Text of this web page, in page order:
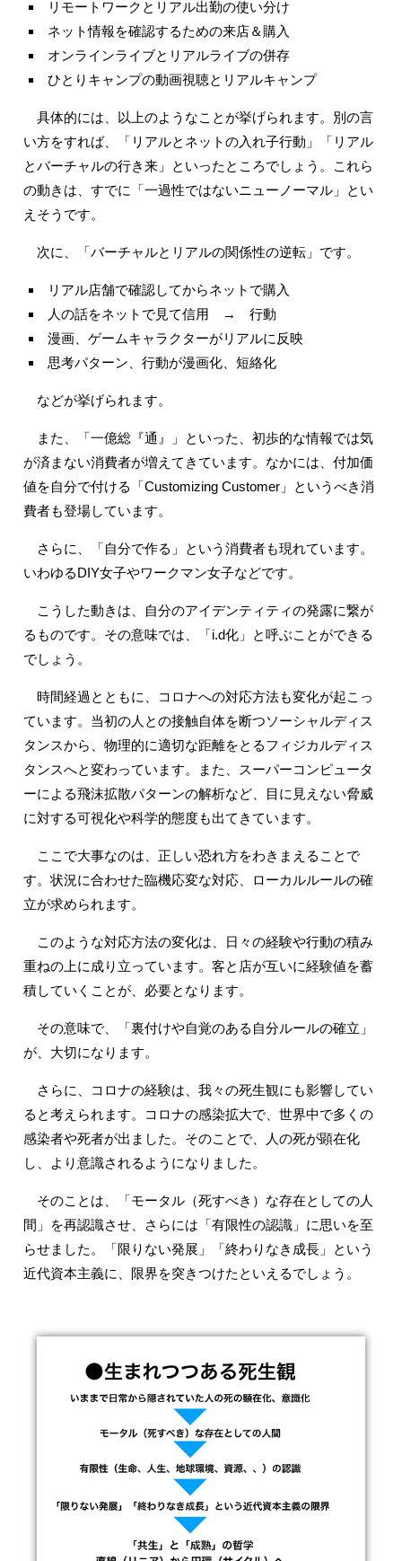
リモートワークとリアル出勤の使い分け
ネット情報を確認するための来店＆購入
オンラインライブとリアルライブの併存
ひとりキャンプの動画視聴とリアルキャンプ
具体的には、以上のようなことが挙げられます。別の言
い方をすれば、「リアルとネットの入れ子行動」「リアル
とバーチャルの行き来」といったところでしょう。これら
の動きは、すでに「一過性ではないニューノーマル」とい
えそうです。
次に、「バーチャルとリアルの関係性の逆転」です。
リアル店舗で確認してからネットで購入
人の話をネットで見て信用 → 行動
漫画、ゲームキャラクターがリアルに反映
思考パターン、行動が漫画化、短絡化
などが挙げられます。
また、「一億総『通』」といった、初歩的な情報では気
が済まない消費者が増えてきています。なかには、付加価
値を自分で付ける「Customizing Customer」というべき消
費者も登場しています。
さらに、「自分で作る」という消費者も現れています。
いわゆるDIY女子やワークマン女子などです。
こうした動きは、自分のアイデンティティの発露に繋が
るものです。その意味では、「i.d化」と呼ぶことができる
でしょう。
時間経過とともに、コロナへの対応方法も変化が起こっ
ています。当初の人との接触自体を断つソーシャルディス
タンスから、物理的に適切な距離をとるフィジカルディス
タンスへと変わっています。また、スーパーコンピュータ
ーによる飛沫拡散パターンの解析など、目に見えない脅威
に対する可視化や科学的態度も出てきています。
ここで大事なのは、正しい恐れ方をわきまえることで
す。状況に合わせた臨機応変な対応、ローカルルールの確
立が求められます。
このような対応方法の変化は、日々の経験や行動の積み
重ねの上に成り立っています。客と店が互いに経験値を蓄
積していくことが、必要となります。
その意味で、「裏付けや自覚のある自分ルールの確立」
が、大切になります。
さらに、コロナの経験は、我々の死生観にも影響してい
ると考えられます。コロナの感染拡大で、世界中で多くの
感染者や死者が出ました。そのことで、人の死が顕在化
し、より意識されるようになりました。
そのことは、「モータル（死すべき）な存在としての人
間」を再認識させ、さらには「有限性の認識」に思いを至
らせました。「限りない発展」「終わりなき成長」という
近代資本主義に、限界を突きつけたといえるでしょう。